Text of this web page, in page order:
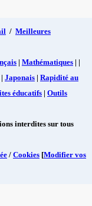
/ Meilleures
| Mathématiques | |
| Japonais | Rapidité au
éducatifs | Outils
interdites sur tous
/ Cookies [Modifier vos